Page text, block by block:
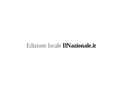
Edizione locale IlNazionale.it